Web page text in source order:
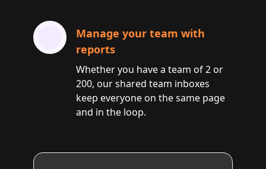
Manage your team with
reports
Whether you have a team of 2 or
200, our shared team inboxes
keep everyone on the same page
and in the loop.